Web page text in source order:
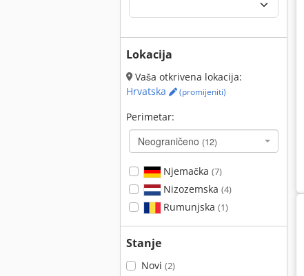
Lokacija
Vaša otkrivena lokacija:
Hrvatska
(promijeniti)
Perimetar:
Neograničeno (12)
Njemačka (7)
Nizozemska (4)
Rumunjska (1)
Stanje
Novi (2)